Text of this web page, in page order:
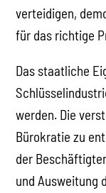
verteidigen,
für das richtige
Das staatliche
werden. Die
Bürokratie zu
der
und Ausweitung